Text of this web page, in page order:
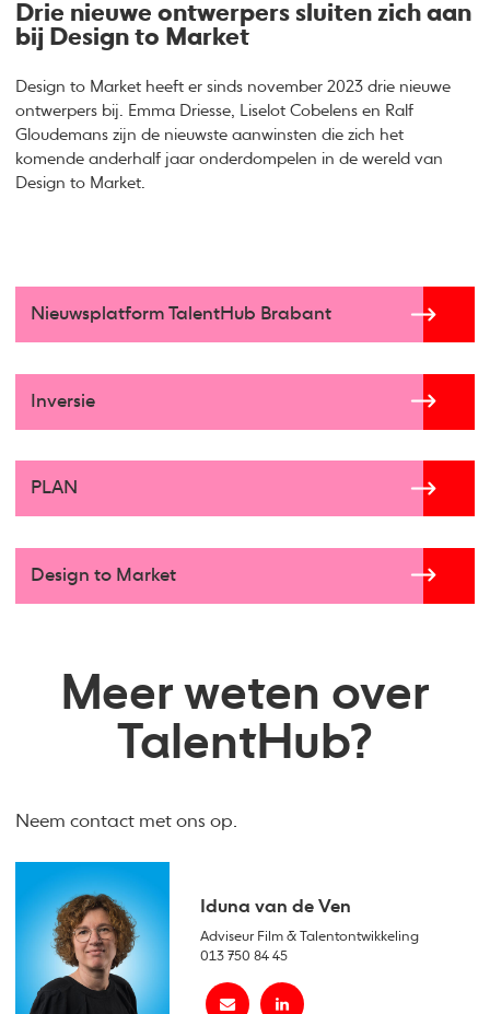
Drie nieuwe ontwerpers sluiten zich aan
bij Design to Market
Design to Market heeft er sinds november 2023 drie nieuwe
ontwerpers bij. Emma Driesse, Liselot Cobelens en Ralf
Gloudemans zijn de nieuwste aanwinsten die zich het
komende anderhalf jaar onderdompelen in de wereld van
Design to Market.
Nieuwsplatform TalentHub Brabant
Inversie
PLAN
Design to Market
Meer weten over
TalentHub?
Neem contact met ons op.
Iduna van de Ven
Adviseur Film & Talentontwikkeling
013 750 84 45